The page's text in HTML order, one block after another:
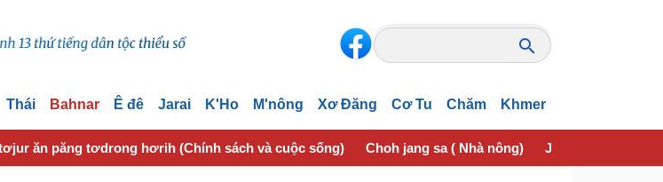
Thái Bahnar Ê đê Jarai K'Ho M'nông Xơ Đăng Cơ Tu Chăm Khmer
ăn păng tơdrong hơrih (Chính sách và cuộc sống) Choh jang sa ( Nhà nông) Jơhngơ̆m pran